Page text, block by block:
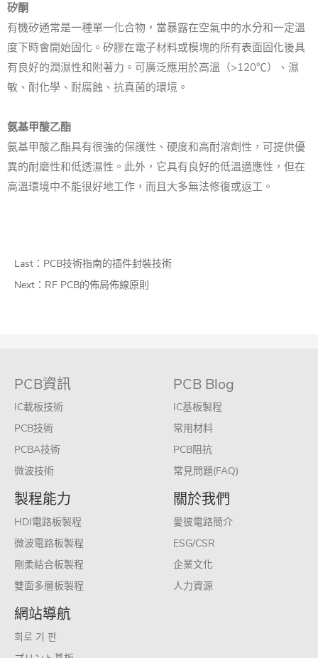
矽酮
有機矽通常是一種單一化合物，當暴露在空氣中的水分和一定溫
度下時會開始固化。 矽膠在電子材料或模塊的所有表面固化後具
有良好的潤濕性和附著力。 可廣泛應用於高溫（>120℃）、濕
敏、耐化學、耐腐蝕、抗真菌的環境。
氨基甲酸乙酯
氨基甲酸乙酯具有很強的保護性、硬度和高耐溶劑性，可提供優
異的耐磨性和低透濕性。 此外，它具有良好的低溫適應性，但在
高溫環境中不能很好地工作，而且大多無法修復或返工。
Last： PCB技術指南的插件封裝技術
Next： RF PCB的佈局佈線原則
PCB資訊
IC載板技術
PCB技術
PCBA技術
微波技術
PCB Blog
IC基板製程
常用材料
PCB阻抗
常見問題(FAQ)
製程能力
HDI電路板製程
微波電路板製程
剛柔結合板製程
雙面多層板製程
關於我們
愛彼電路簡介
ESG/CSR
企業文化
人力資源
網站導航
회로 기 판